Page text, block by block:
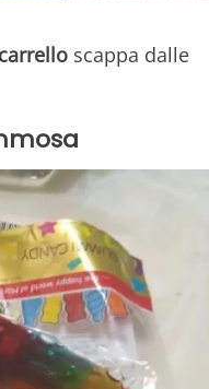
carrello scappa dalle